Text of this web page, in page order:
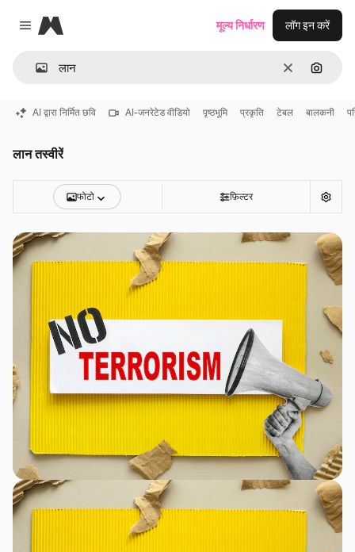
Close menu
Magnific
साफ़ इमेज से
मूल्य निर्धारण लॉग इन करें
AI द्वारा निर्मित छवि AI-जनरेटेड वीडियो पृष्ठभूमि प्रकृति टेबल बालकनी
लान तस्वीरें
फोटो फ़िल्टर